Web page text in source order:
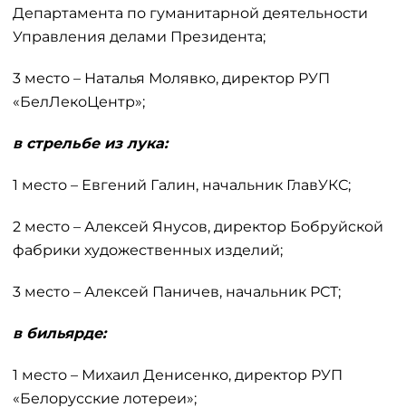
Департамента по гуманитарной деятельности
Управления делами Президента;
3 место – Наталья Молявко, директор РУП
«БелЛекоЦентр»;
в стрельбе из лука:
1 место – Евгений Галин, начальник ГлавУКС;
2 место – Алексей Янусов, директор Бобруйской
фабрики художественных изделий;
3 место – Алексей Паничев, начальник РСТ;
в бильярде:
1 место – Михаил Денисенко, директор РУП
«Белорусские лотереи»;